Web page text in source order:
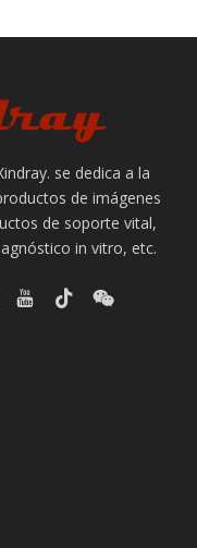
se dedica a la
de imágenes
de soporte vital,
in vitro, etc.